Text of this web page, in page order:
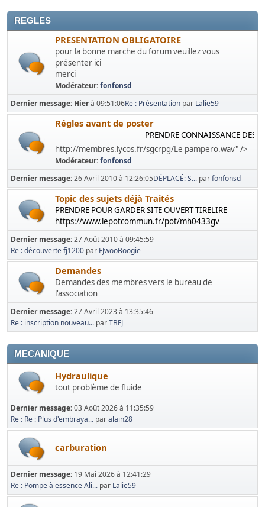
REGLES
PRESENTATION OBLIGATOIRE
pour la bonne marche du forum veuillez vous
présenter ici
merci
Modérateur:fonfonsd
Dernier message: Hierà 09:51:06Re : Présentation par Lalie59
Régles avant de poster
PRENDRE CONNAISSANCE DES
http://membres.lycos.fr/sgcrpg/Le pampero.wav" />
Modérateur:fonfonsd
Dernier message:26 Avril 2010 à 12:26:05DÉPLACÉ: S... parfonfonsd
Topic des sujets déjà Traités
PRENDRE POUR GARDER SITE OUVERT TIRELIRE
https://www.lepotcommun.fr/pot/mh0433gv
Dernier message:27 Août 2010 à 09:45:59
Re : découverte fj1200 par FJwooBoogie
Demandes
Demandes des membres vers le bureau de
l'association
Dernier message:27 Avril 2023 à 13:35:46
Re : inscription nouveau... parTBFJ
MECANIQUE
Hydraulique
tout problème de fluide
Dernier message:03 Août 2026 à 11:35:59
Re : Re : Plus d'embraya... paralain28
carburation
Dernier message: 19 Mai 2026 à 12:41:29
Re : Pompe à essence Ali... par Lalie59